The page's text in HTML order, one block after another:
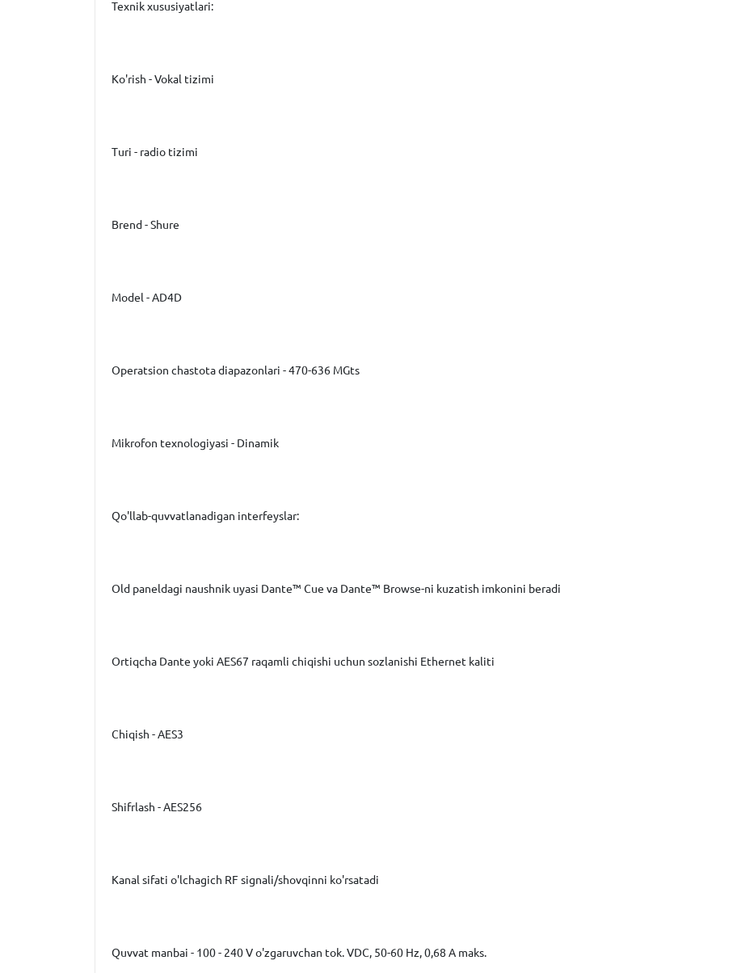
Texnik xususiyatlari:
Ko'rish - Vokal tizimi
Turi - radio tizimi
Brend - Shure
Model - AD4D
Operatsion chastota diapazonlari - 470-636 MGts
Mikrofon texnologiyasi - Dinamik
Qo'llab-quvvatlanadigan interfeyslar:
Old paneldagi naushnik uyasi Dante™ Cue va Dante™ Browse-ni kuzatish imkonini beradi
Ortiqcha Dante yoki AES67 raqamli chiqishi uchun sozlanishi Ethernet kaliti
Chiqish - AES3
Shifrlash - AES256
Kanal sifati o'lchagich RF signali/shovqinni ko'rsatadi
Quvvat manbai - 100 - 240 V o'zgaruvchan tok. VDC, 50-60 Hz, 0,68 A maks.